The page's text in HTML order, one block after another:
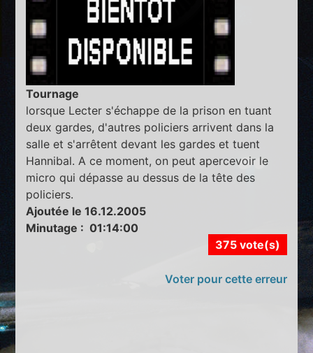
Tournage
lorsque Lecter s'échappe de la prison en tuant
deux gardes, d'autres policiers arrivent dans la
salle et s'arrêtent devant les gardes et tuent
Hannibal. A ce moment, on peut apercevoir le
micro qui dépasse au dessus de la tête des
policiers.
Ajoutée le 16.12.2005
Minutage : 01:14:00
375 vote(s)
Voter pour cette erreur